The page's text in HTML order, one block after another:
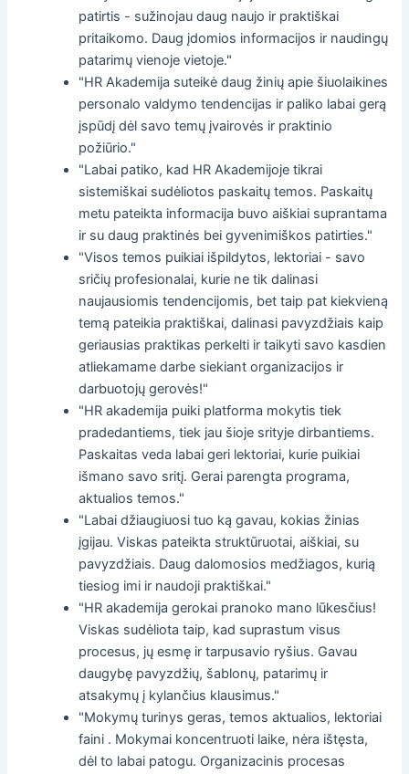
patirtis - sužinojau daug naujo ir praktiškai
pritaikomo. Daug įdomios informacijos ir naudingų
patarimų vienoje vietoje."
"HR Akademija suteikė daug žinių apie šiuolaikines
personalo valdymo tendencijas ir paliko labai gerą
įspūdį dėl savo temų įvairovės ir praktinio
požiūrio."
"Labai patiko, kad HR Akademijoje tikrai
sistemiškai sudėliotos paskaitų temos. Paskaitų
metu pateikta informacija buvo aiškiai suprantama
ir su daug praktinės bei gyvenimiškos patirties."
"Visos temos puikiai išpildytos, lektoriai - savo
sričių profesionalai, kurie ne tik dalinasi
naujausiomis tendencijomis, bet taip pat kiekvieną
temą pateikia praktiškai, dalinasi pavyzdžiais kaip
geriausias praktikas perkelti ir taikyti savo kasdien
atliekamame darbe siekiant organizacijos ir
darbuotojų gerovės!"
"HR akademija puiki platforma mokytis tiek
pradedantiems, tiek jau šioje srityje dirbantiems.
Paskaitas veda labai geri lektoriai, kurie puikiai
išmano savo sritį. Gerai parengta programa,
aktualios temos."
"Labai džiaugiuosi tuo ką gavau, kokias žinias
įgijau. Viskas pateikta struktūruotai, aiškiai, su
pavyzdžiais. Daug dalomosios medžiagos, kurią
tiesiog imi ir naudoji praktiškai."
"HR akademija gerokai pranoko mano lūkesčius!
Viskas sudėliota taip, kad suprastum visus
procesus, jų esmę ir tarpusavio ryšius. Gavau
daugybę pavyzdžių, šablonų, patarimų ir
atsakymų į kylančius klausimus."
"Mokymų turinys geras, temos aktualios, lektoriai
faini . Mokymai koncentruoti laike, nėra ištęsta,
dėl to labai patogu. Organizacinis procesas